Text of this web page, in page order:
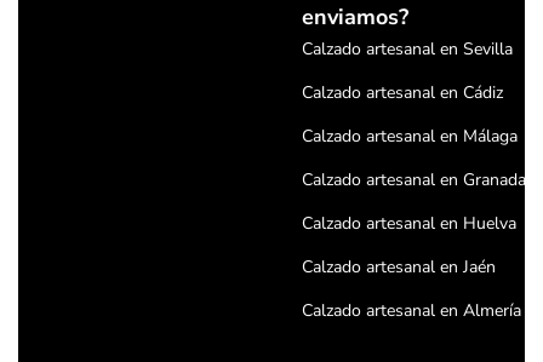
enviamos?
Calzado artesanal en Sevilla
Calzado artesanal en Cádiz
Calzado artesanal en Málaga
Calzado artesanal en Granada
Calzado artesanal en Huelva
Calzado artesanal en Jaén
Calzado artesanal en Almería